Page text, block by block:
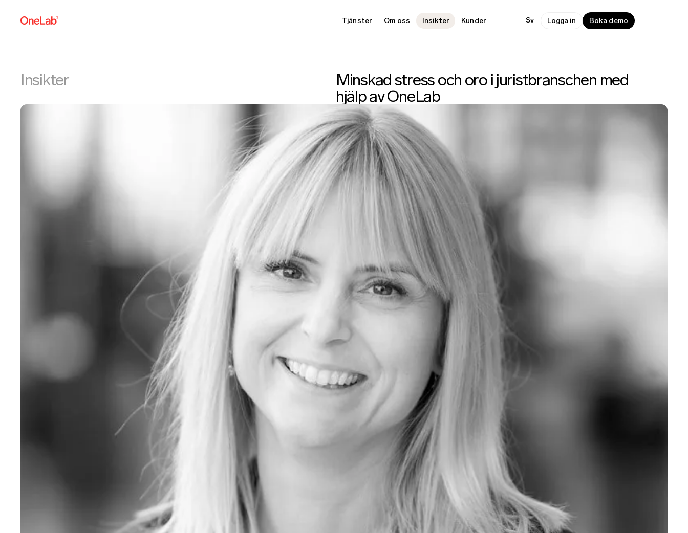
Tjänster Om oss Insikter Kunder Sv Logga in Boka demo
Insikter
Minskad stress och oro i juristbranschen med
hjälp av OneLab